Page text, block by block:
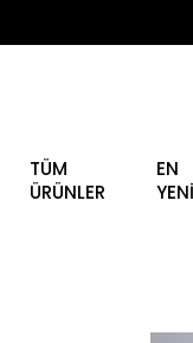
TÜM
ÜRÜNLER
EN